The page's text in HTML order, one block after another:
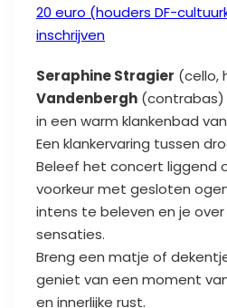
20 euro (houders DF-
inschrijven
Seraphine Stragier (cello,
Vandenbergh (contrabas)
in een warm klankenbad
Een klankervaring tussen
Beleef het concert liggend
voorkeur met gesloten
intens te beleven en je
sensaties.
Breng een matje of
geniet van een moment
en innerlijke rust.